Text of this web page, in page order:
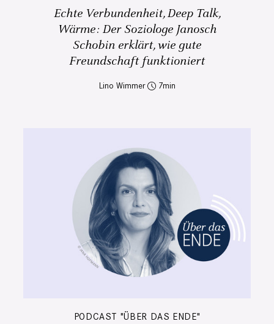
Echte Verbundenheit, Deep Talk,
Wärme: Der Soziologe Janosch
Schobin erklärt, wie gute
Freundschaft funktioniert
Lino Wimmer 7
PODCAST "ÜBER DAS ENDE"